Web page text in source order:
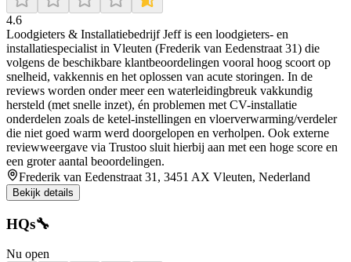
4.6
Loodgieters & Installatiebedrijf Jeff is een loodgieters- en
installatiespecialist in Vleuten (Frederik van Eedenstraat 31) die
volgens de beschikbare klantbeoordelingen vooral hoog scoort op
snelheid, vakkennis en het oplossen van acute storingen. In de
reviews worden onder meer een waterleidingbreuk vakkundig
hersteld (met snelle inzet), én problemen met CV-installatie
onderdelen zoals de ketel-instellingen en vloerverwarming/verdeler
die niet goed warm werd doorgelopen en verholpen. Ook externe
reviewweergave via Trustoo sluit hierbij aan met een hoge score en
een groter aantal beoordelingen.
Frederik van Eedenstraat 31, 3451 AX Vleuten, Nederland
Bekijk details
HQs🔧
Nu open